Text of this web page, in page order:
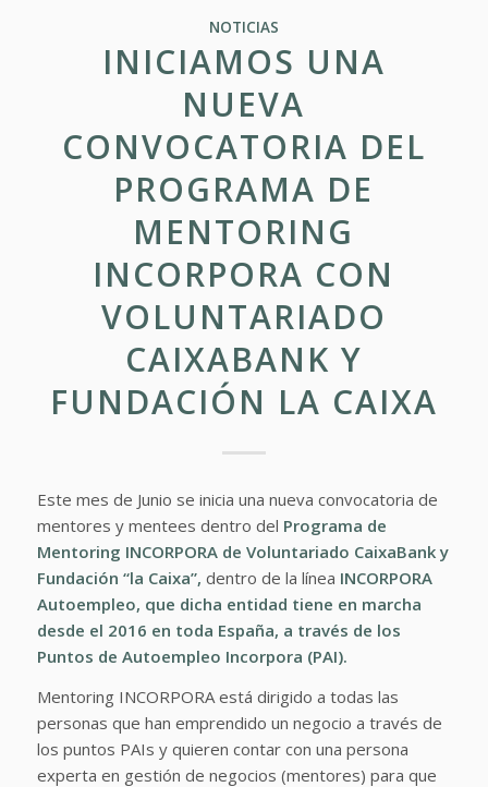
NOTICIAS
INICIAMOS UNA
NUEVA
CONVOCATORIA DEL
PROGRAMA DE
MENTORING
INCORPORA CON
VOLUNTARIADO
CAIXABANK Y
FUNDACIÓN LA CAIXA
Este mes de Junio se inicia una nueva convocatoria de
mentores y mentees dentro del Programa de
Mentoring INCORPORA de Voluntariado CaixaBanky
Fundación “la Caixa”, dentro de la línea INCORPORA
Autoempleo, que dicha entidad tiene en marcha
desde el 2016 en toda España, a través de los
Puntos de Autoempleo Incorpora (PAI).
Mentoring INCORPORA está dirigido a todas las
personas que han emprendido un negocio a través de
los puntos PAIs y quieren contar con una persona
experta en gestión de negocios (mentores) para que